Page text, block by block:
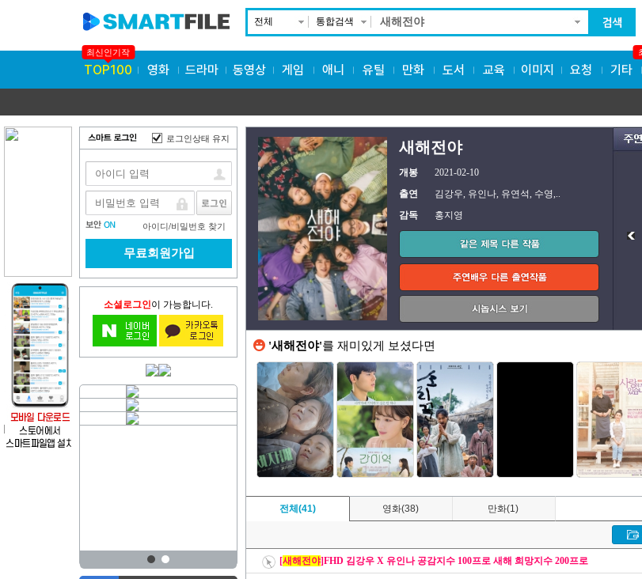
전체 통합검색
TOP100
최신인기작
영화 드라마 동영상 게임 애니 유틸 만화 도서 교육 이미지 요청 기타
로그인상태 유지
아이디/비밀번호 찾기
무료회원가입
소셜로그인이 가능합니다.
새해전야
개봉
2021-02-10
출연
김강우, 유인나, 유연석, 수영,..
감독
홍지영
'새해전야'를 재미있게 보셨다면
전체(41) 영화(38) 만화(1)
[새해전야]FHD 김강우 X 유인나 공감지수 100프로 새해 희망지수 200프로